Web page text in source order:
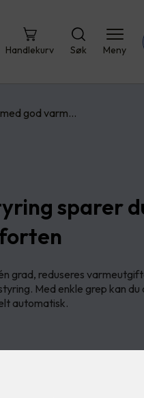
Handlekurv Søk Meny
god varm…
sparer
grad, reduseres
Med enkle grep kan
automatisk.